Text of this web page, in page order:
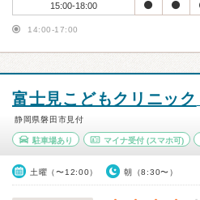
15:00-18:00
14:00-17:00
富士見こどもクリニック
静岡県磐田市見付
駐車場あり マイナ受付(スマホ可)
土曜（〜12:00） 朝（8:30〜）